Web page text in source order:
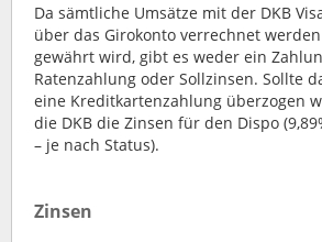
Da sämtliche Umsätze mit der DKB
über das Girokonto verrechnet
gewährt wird, gibt es weder ein
Ratenzahlung oder Sollzinsen. Sollte
eine Kreditkartenzahlung überzogen
die DKB die Zinsen für den Dispo
– je nach Status).
Zinsen